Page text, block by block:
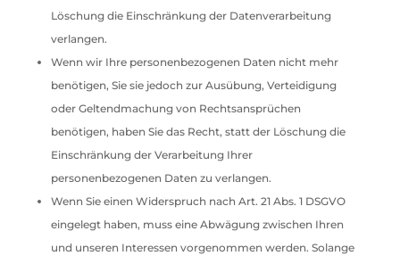
Löschung die Einschränkung der Datenverarbeitung
verlangen.
Wenn wir Ihre personenbezogenen Daten nicht mehr
benötigen, Sie sie jedoch zur Ausübung, Verteidigung
oder Geltendmachung von Rechtsansprüchen
benötigen, haben Sie das Recht, statt der Löschung die
Einschränkung der Verarbeitung Ihrer
personenbezogenen Daten zu verlangen.
Wenn Sie einen Widerspruch nach Art. 21 Abs. 1 DSGVO
eingelegt haben, muss eine Abwägung zwischen Ihren
und unseren Interessen vorgenommen werden. Solange